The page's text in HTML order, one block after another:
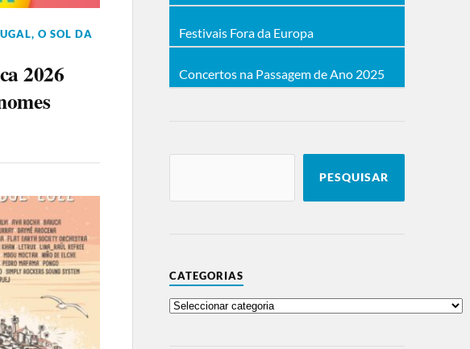
, O SOL DA
2026
Festivais Fora da Europa
Concertos na Passagem de Ano 2025
PESQUISAR
CATEGORIAS